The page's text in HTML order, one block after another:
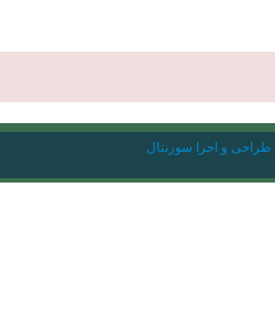
طراحی و اجرا سورنتال